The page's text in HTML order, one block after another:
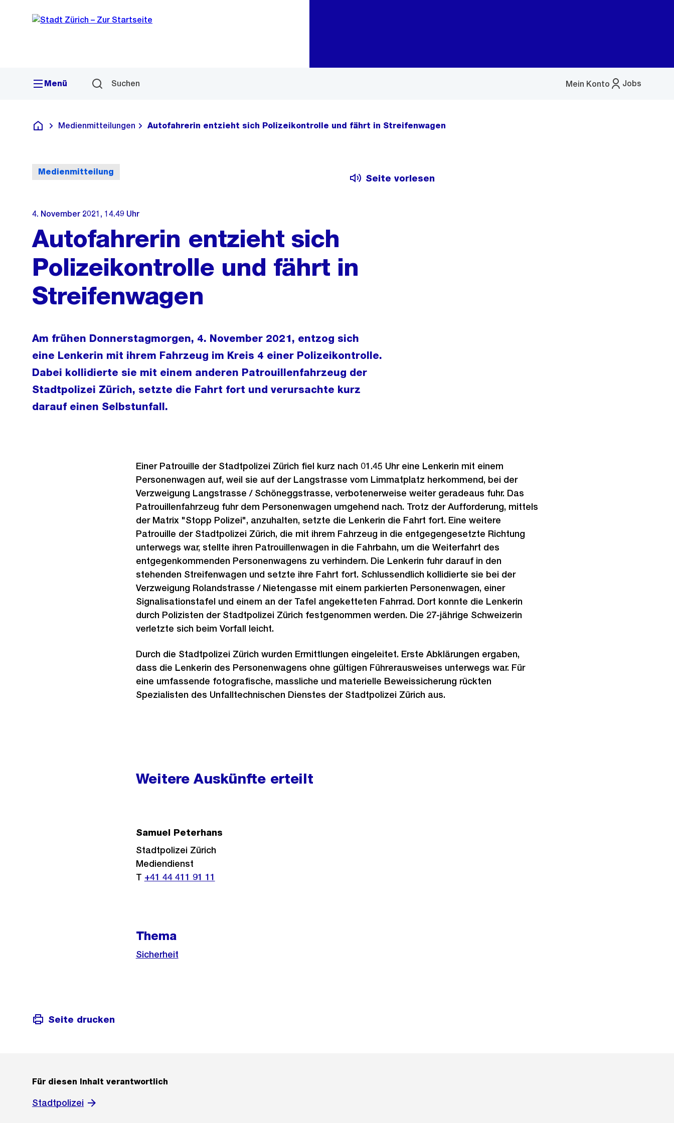
Navigation
Sprunglink
Menü Suchen Jobs
Mein Konto
Menü
Deutsch
Medienmitteilungen Autofahrerin entzieht sich Polizeikontrolle und fährt in Streifenwagen
Medienmitteilung
Seite vorlesen
4. November 2021, 14.49 Uhr
Autofahrerin entzieht sich
Polizeikontrolle und fährt in
Streifenwagen
Am frühen Donnerstagmorgen, 4. November 2021, entzog sich
eine Lenkerin mit ihrem Fahrzeug im Kreis 4 einer Polizeikontrolle.
Dabei kollidierte sie mit einem anderen Patrouillenfahrzeug der
Stadtpolizei Zürich, setzte die Fahrt fort und verursachte kurz
darauf einen Selbstunfall.
Einer Patrouille der Stadtpolizei Zürich fiel kurz nach 01.45 Uhr eine Lenkerin mit einem
Personenwagen auf, weil sie auf der Langstrasse vom Limmatplatz herkommend, bei der
Verzweigung Langstrasse / Schöneggstrasse, verbotenerweise weiter geradeaus fuhr. Das
Patrouillenfahrzeug fuhr dem Personenwagen umgehend nach. Trotz der Aufforderung, mittels
der Matrix "Stopp Polizei", anzuhalten, setzte die Lenkerin die Fahrt fort. Eine weitere
Patrouille der Stadtpolizei Zürich, die mit ihrem Fahrzeug in die entgegengesetzte Richtung
unterwegs war, stellte ihren Patrouillenwagen in die Fahrbahn, um die Weiterfahrt des
entgegenkommenden Personenwagens zu verhindern. Die Lenkerin fuhr darauf in den
stehenden Streifenwagen und setzte ihre Fahrt fort. Schlussendlich kollidierte sie bei der
Verzweigung Rolandstrasse / Nietengasse mit einem parkierten Personenwagen, einer
Signalisationstafel und einem an der Tafel angeketteten Fahrrad. Dort konnte die Lenkerin
durch Polizisten der Stadtpolizei Zürich festgenommen werden. Die 27-jährige Schweizerin
verletzte sich beim Vorfall leicht.
Durch die Stadtpolizei Zürich wurden Ermittlungen eingeleitet. Erste Abklärungen ergaben,
dass die Lenkerin des Personenwagens ohne gültigen Führerausweises unterwegs war. Für
eine umfassende fotografische, massliche und materielle Beweissicherung rückten
Spezialisten des Unfalltechnischen Dienstes der Stadtpolizei Zürich aus.
Weitere Auskünfte erteilt
Samuel Peterhans
Stadtpolizei Zürich
Mediendienst
T +41 44 411 91 11
Thema
Sicherheit
Seite drucken
Für diesen Inhalt verantwortlich
Stadtpolizei